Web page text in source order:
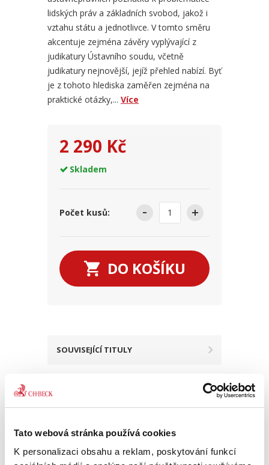
Tato webová stránka používá cookies
K personalizaci obsahu a reklam, poskytování funkcí
lidských práv a základních svobod, jakož i
vztahu státu a jednotlivce. V tomto směru
akcentuje zejména závěry vyplývající z
judikatury Ústavního soudu, včetně
judikatury nejnovější, jejíž přehled nabízí. Byť
je z tohoto hlediska zaměřen zejména na
praktické otázky,... Více
2 290 Kč
Skladem
Počet kusů:
DO KOŠÍKU
SOUVISEJÍCÍ TITULY
VÍCE O TITULU
Komentář vychází z dosavadních
ústavněprávních poznatků k problematice